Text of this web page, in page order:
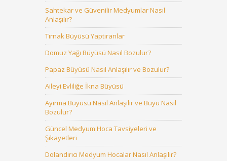
Sahtekar ve Güvenilir Medyumlar Nasıl
Anlaşılır?
Tırnak Büyüsü Yaptıranlar
Domuz Yağı Büyüsü Nasıl Bozulur?
Papaz Büyüsü Nasıl Anlaşılır ve Bozulur?
Aileyi Evliliğe İkna Büyüsü
Ayırma Büyüsü Nasıl Anlaşılır ve Büyü Nasıl
Bozulur?
Güncel Medyum Hoca Tavsiyeleri ve
Şikayetleri
Dolandırıcı Medyum Hocalar Nasıl Anlaşılır?